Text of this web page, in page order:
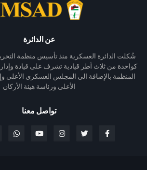
عن الدائرة
شُكلت الدائرة العسكرية منذ تأسيس منظمة
كواحدة من ثلاث أطر قيادية تشرف على قيادة
المنظمة بالإضافة الى المجلس العسكري الأعلى
الأعلى ورئاسة هيئة الأركان
تواصل معنا